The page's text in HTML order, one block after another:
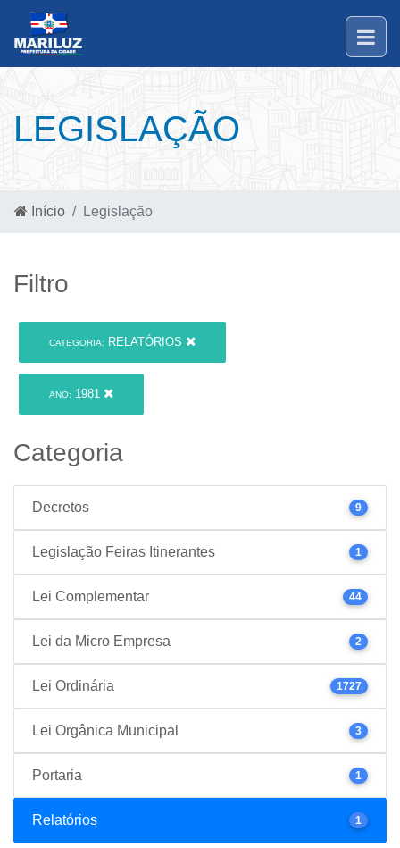
LEGISLAÇÃO
Início Legislação
Filtro
CATEGORIA: RELATÓRIOS
ANO: 1981
Categoria
Decretos 9
Legislação Feiras Itinerantes 1
Lei Complementar 44
Lei da Micro Empresa 2
Lei Ordinária 1727
Lei Orgânica Municipal 3
Portaria 1
Relatórios 1